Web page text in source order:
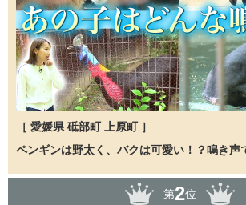
［ 愛媛県 砥部町 上原町 ］
ペンギンは野太く、バクは可愛い！？鳴き声
第2位